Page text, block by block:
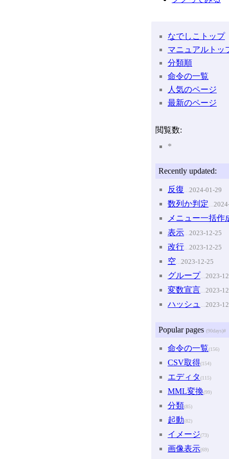
なでしこトップ
マニュアルトッ
分類順
命令の一覧
人気のページ
最新のページ
閲覧数:
*
Recently updated:
反復 2024-01-29
数列か判定
メニュー一括作
表示 2023-12-25
改行 2023-12-25
空 2023-12-25
グループ 2023-
変数宣言 2023-
ハッシュ 2023-
Popular pages (90days)#
命令の一覧(156)
CSV取得(154)
エディタ(115)
MML変換(99)
分類(85)
起動(82)
イメージ(73)
画像表示(69)